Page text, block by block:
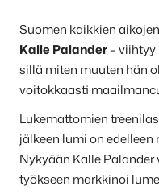
Suomen kaikkien
Kalle Palander– viihtyy
sillä miten muuten hän
voitokkaasti
Lukemattomien
jälkeen lumi on
Nykyään Kalle
työkseen markkinoi